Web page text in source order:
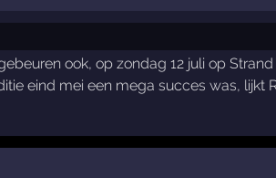
ook, op zondag 12 juli op
eind mei een mega succes was, lijkt